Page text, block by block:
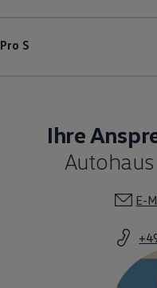
Pro S
Ihre
E-